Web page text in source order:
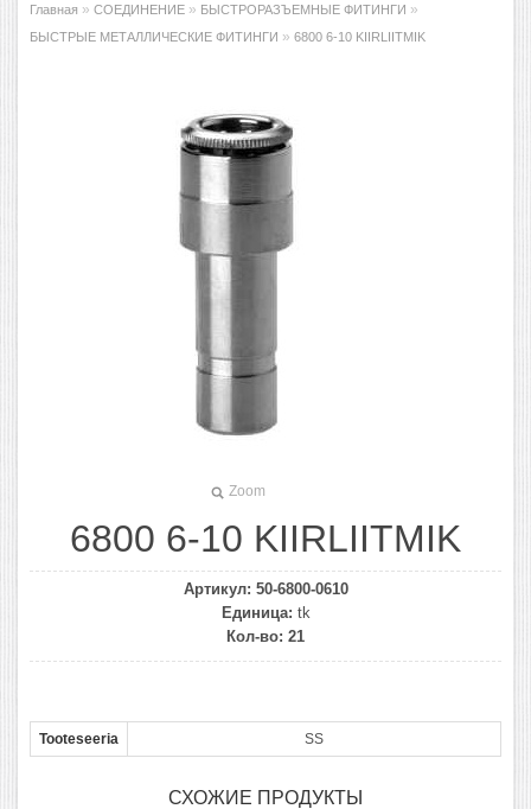
Главная » СОЕДИНЕНИЕ » БЫСТРОРАЗЪЕМНЫЕ ФИТИНГИ »
БЫСТРЫЕ МЕТАЛЛИЧЕСКИЕ ФИТИНГИ » 6800 6-10 KIIRLIITMIK
Zoom
6800 6-10 KIIRLIITMIK
Артикул: 50-6800-0610
Единица: tk
Кол-во: 21
Tooteseeria SS
СХОЖИЕ ПРОДУКТЫ